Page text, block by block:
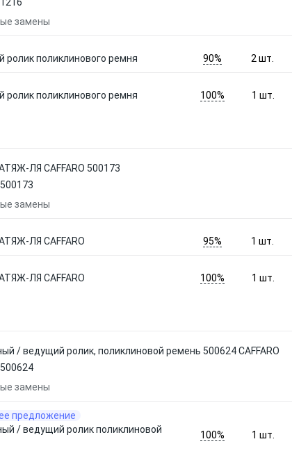
замены
ролик поликлинового ремня 90% 2 шт.
ролик поликлинового ремня 100% 1шт.
ЛЯ CAFFARO 500173
500173
замены
ЛЯ CAFFARO 95% 1 шт.
ЛЯ CAFFARO 100% 1шт.
/ ведущий ролик, поликлиновой ремень 500624 CAFFARO
500624
замены
предложение
/ ведущий ролик поликлиновой
100% 1шт.